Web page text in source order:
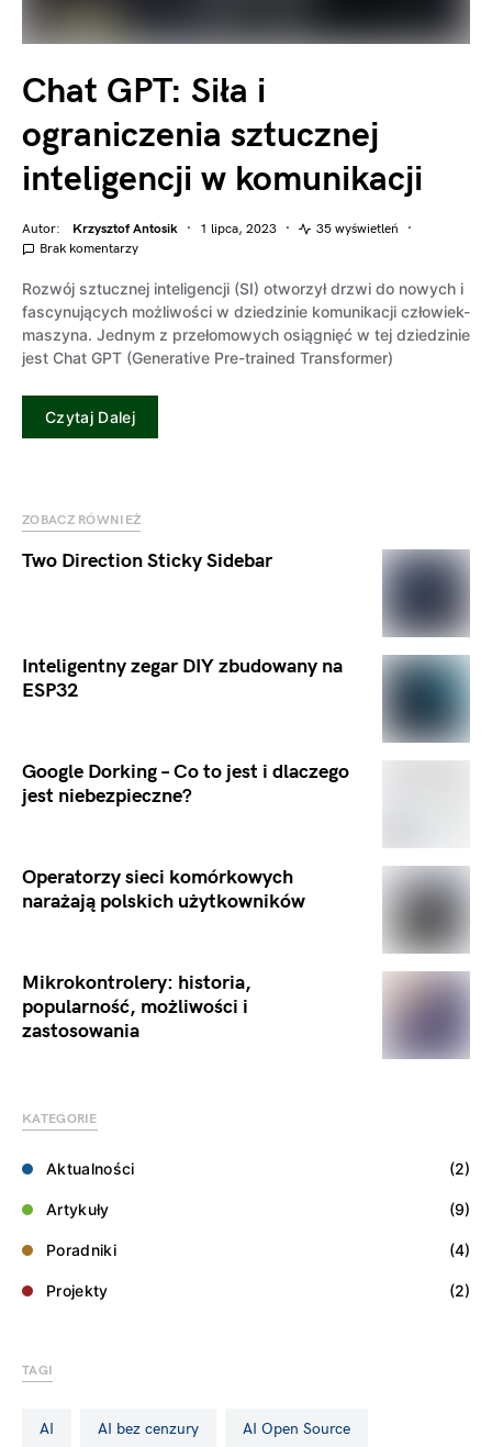
Chat GPT: Siła i
ograniczenia sztucznej
inteligencji w komunikacji
Autor: Krzysztof Antosik 1 lipca, 2023
35 wyświetleń
Brak komentarzy
Rozwój sztucznej inteligencji (SI) otworzył drzwi do nowych i
fascynujących możliwości w dziedzinie komunikacji człowiek-
maszyna. Jednym z przełomowych osiągnięć w tej dziedzinie
jest Chat GPT (Generative Pre-trained Transformer)
Czytaj Dalej
ZOBACZ RÓWNIEŻ
Two Direction Sticky Sidebar
Inteligentny zegar DIY zbudowany na
ESP32
Google Dorking – Co to jest i dlaczego
jest niebezpieczne?
Operatorzy sieci komórkowych
narażają polskich użytkowników
Mikrokontrolery: historia,
popularność, możliwości i
zastosowania
KATEGORIE
Aktualności (2)
Artykuły (9)
Poradniki (4)
Projekty (2)
TAGI
AI AI bez cenzury AI Open Source